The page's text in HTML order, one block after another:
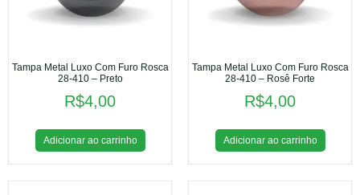
Tampa Metal Luxo Com Furo Rosca
28-410 – Preto
R$4,00
Adicionar ao carrinho
Tampa Metal Luxo Com Furo Rosca
28-410 – Rosê Forte
R$4,00
Adicionar ao carrinho